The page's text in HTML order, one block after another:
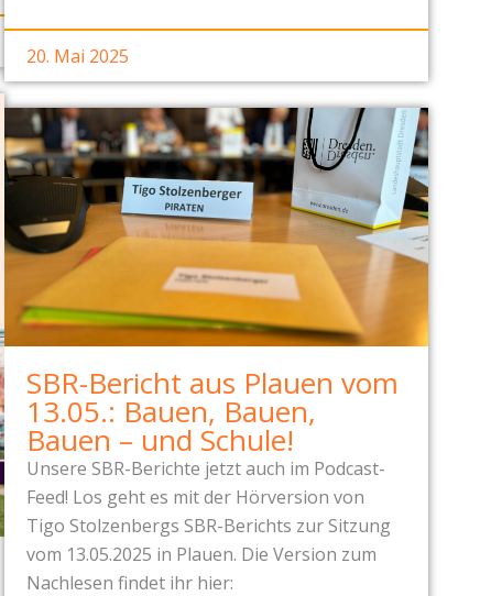
20. Mai 2025
SBR-Bericht aus Plauen vom
13.05.: Bauen, Bauen,
Bauen – und Schule!
Unsere SBR-Berichte jetzt auch im Podcast-
Feed! Los geht es mit der Hörversion von
Tigo Stolzenbergs SBR-Berichts zur Sitzung
vom 13.05.2025 in Plauen. Die Version zum
Nachlesen findet ihr hier: